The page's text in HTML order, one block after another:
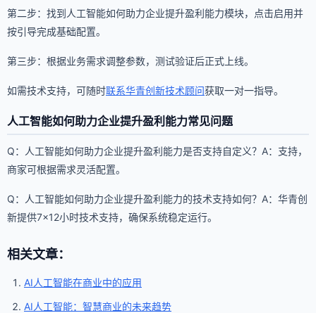
第二步：找到人工智能如何助力企业提升盈利能力模块，点击启用并
按引导完成基础配置。
第三步：根据业务需求调整参数，测试验证后正式上线。
如需技术支持，可随时联系华青创新技术顾问获取一对一指导。
人工智能如何助力企业提升盈利能力常见问题
Q：人工智能如何助力企业提升盈利能力是否支持自定义？A：支持，
商家可根据需求灵活配置。
Q：人工智能如何助力企业提升盈利能力的技术支持如何？A：华青创
新提供7×12小时技术支持，确保系统稳定运行。
相关文章：
AI人工智能在商业中的应用
AI人工智能：智慧商业的未来趋势